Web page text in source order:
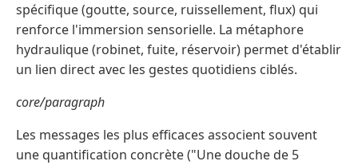
spécifique (goutte, source, ruissellement, flux) qui
renforce l'immersion sensorielle. La métaphore
hydraulique (robinet, fuite, réservoir) permet d'établir
un lien direct avec les gestes quotidiens ciblés.
core/paragraph
Les messages les plus efficaces associent souvent
une quantification concrète ("Une douche de 5